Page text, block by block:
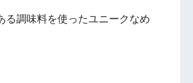
る調味料を使ったユニークなめ